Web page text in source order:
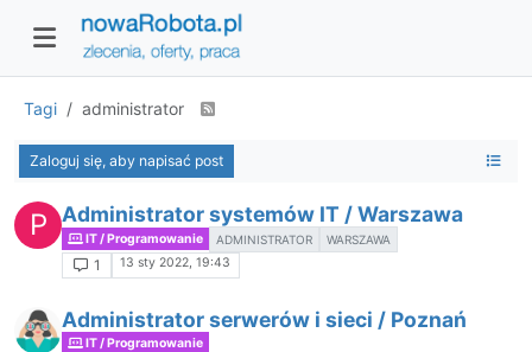
Tagi administrator
Zaloguj się, aby napisać post
P Administrator systemów IT / Warszawa
IT / Programowanie ADMINISTRATOR WARSZAWA
1 13 sty 2022, 19:43
Administrator serwerów i sieci / Poznań
IT / Programowanie